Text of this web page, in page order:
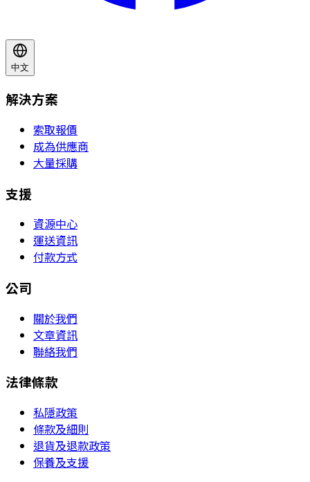
中文
解決方案
索取報價
成為供應商
大量採購
支援
資源中心
運送資訊
付款方式
公司
關於我們
文章資訊
聯絡我們
法律條款
私隱政策
條款及細則
退貨及退款政策
保養及支援